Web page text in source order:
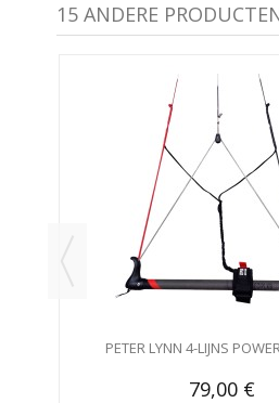
15 ANDERE
PETER LYNN 4-LIJNS
79,00 €